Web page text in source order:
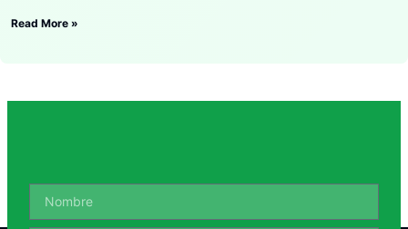
Read More »